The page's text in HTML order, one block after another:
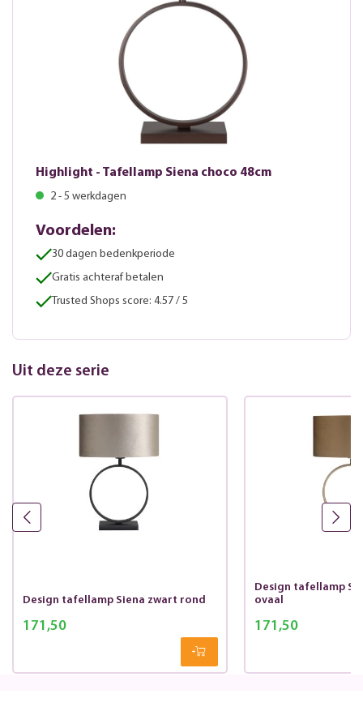
Highlight - Tafellamp Siena choco 48cm
2 - 5 werkdagen
Voordelen:
30 dagen bedenkperiode
Gratis achteraf betalen
Trusted Shops score: 4.57 / 5
Uit deze serie
Design tafellamp Siena zwart rond
171,50
Design tafellamp
ovaal
171,50